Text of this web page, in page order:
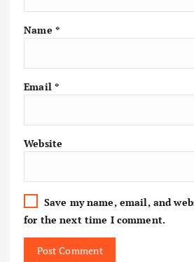
Name *
Email *
Website
Save my name, email, and
for the next time I comment.